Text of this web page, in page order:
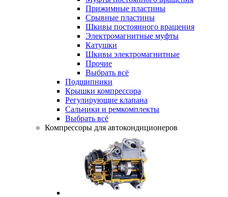
Прижимные пластины
Срывные пластины
Шкивы постоянного вращения
Электромагнитные муфты
Катушки
Шкивы электромагнитные
Прочие
Выбрать всё
Подшипники
Крышки компрессора
Регулирующие клапана
Сальники и ремкомплекты
Выбрать всё
Компрессоры для автокондиционеров